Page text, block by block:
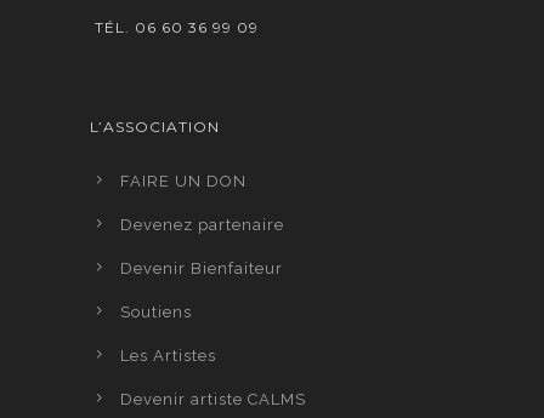
TÉL. 06 60 36 99 09
L’ASSOCIATION
FAIRE UN DON
Devenez partenaire
Devenir Bienfaiteur
Soutiens
Les Artistes
Devenir artiste CALMS